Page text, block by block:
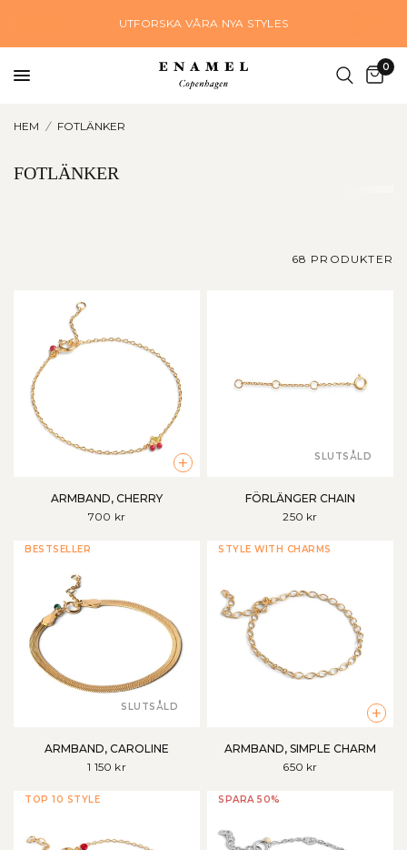
UTFORSKA VÅRA NYA STYLES
0
HEM / FOTLÄNKER
FOTLÄNKER
68 PRODUKTER
+
ARMBAND, CHERRY
700 kr
SLUTSÅLD
FÖRLÄNGER CHAIN
250 kr
BESTSELLER
SLUTSÅLD
ARMBAND, CAROLINE
1 150 kr
STYLE WITH CHARMS
+
ARMBAND, SIMPLE CHARM
650 kr
TOP 10 STYLE SPARA 50%